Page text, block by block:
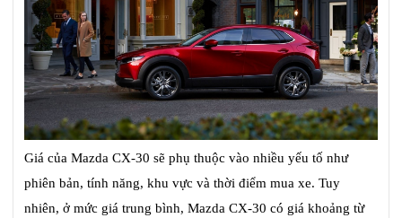
Giá của Mazda CX-30 sẽ phụ thuộc vào nhiều yếu tố như
phiên bản, tính năng, khu vực và thời điểm mua xe. Tuy
nhiên, ở mức giá trung bình, Mazda CX-30 có giá khoảng từ